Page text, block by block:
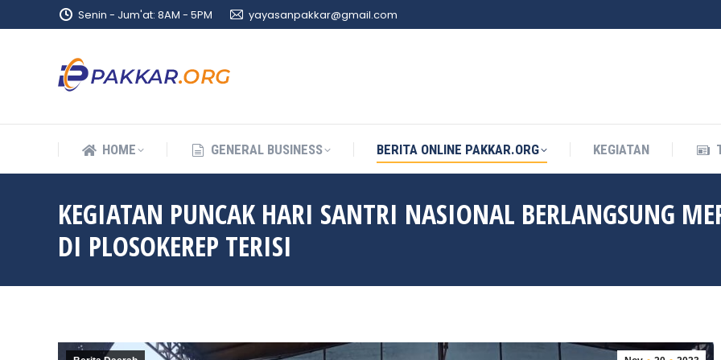
Senin - Jum'at: 8AM - 5PM yayasanpakkar@gmail.com
HOME GENERAL BUSINESS BERITA ONLINE PAKKAR.ORG KEGIATAN
KEGIATAN PUNCAK HARI SANTRI NASIONAL BERLANGSUNG
DI PLOSOKEREP TERISI
HOME GENERAL BUSINESS BERITA ONLINE PAKKAR.ORG KEGIATAN